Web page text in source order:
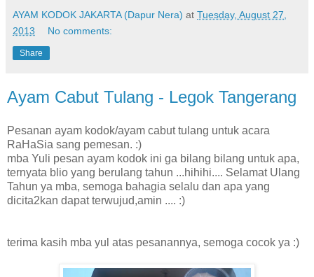
AYAM KODOK JAKARTA (Dapur Nera) at Tuesday, August 27,
2013
No comments:
Share
Ayam Cabut Tulang - Legok Tangerang
Pesanan ayam kodok/ayam cabut tulang untuk acara
RaHaSia sang pemesan. :)
mba Yuli pesan ayam kodok ini ga bilang bilang untuk apa,
ternyata blio yang berulang tahun ...hihihi.... Selamat Ulang
Tahun ya mba, semoga bahagia selalu dan apa yang
dicita2kan dapat terwujud,amin .... :)
terima kasih mba yul atas pesanannya, semoga cocok ya :)